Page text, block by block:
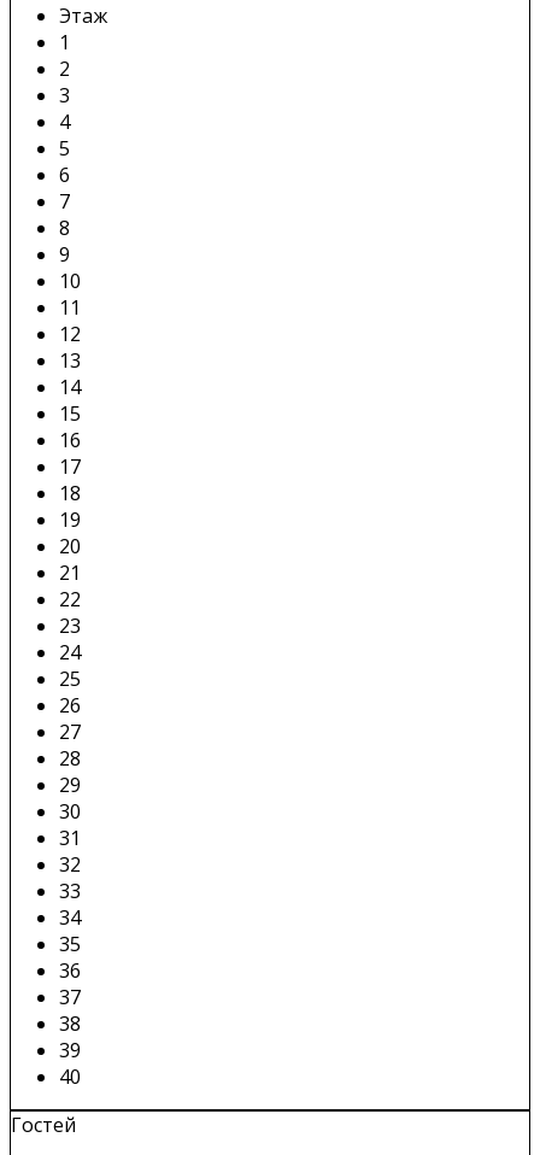
Этаж
1
2
3
4
5
6
7
8
9
10
11
12
13
14
15
16
17
18
19
20
21
22
23
24
25
26
27
28
29
30
31
32
33
34
35
36
37
38
39
40
Гостей